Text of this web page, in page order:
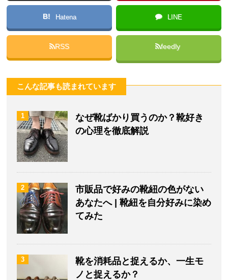
B! Hatena LINE
RSS feedly
こんな記事も読まれています
1
なぜ靴ばかり買うのか？靴好き
の心理を徹底解説
2
市販品で好みの靴紐の色がない
あなたへ | 靴紐を自分好みに染め
てみた
3
靴を消耗品と捉えるか、一生モ
ノと捉えるか？